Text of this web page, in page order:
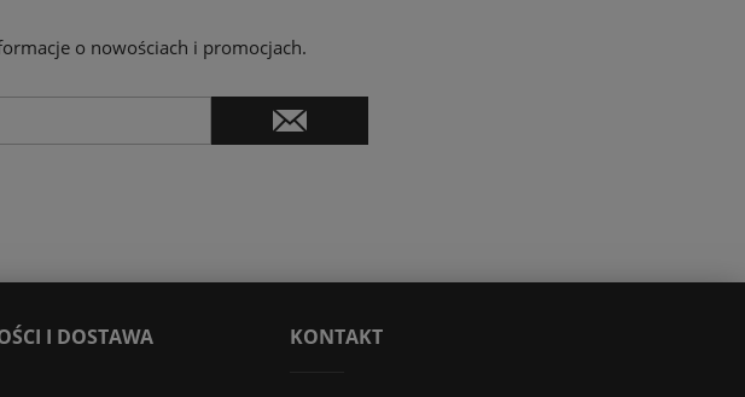
o nowościach i promocjach.
I DOSTAWA KONTAKT